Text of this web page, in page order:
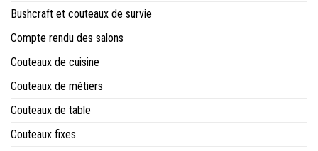
Bushcraft et couteaux de survie
Compte rendu des salons
Couteaux de cuisine
Couteaux de métiers
Couteaux de table
Couteaux fixes